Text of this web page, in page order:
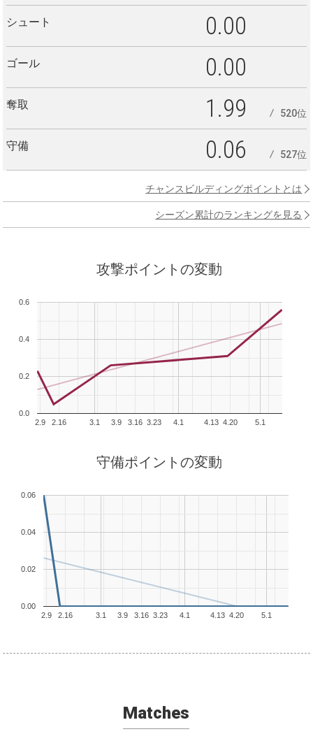
シュート 0.00
ゴール 0.00
奪取 1.99 520位
守備 0.06 527位
チャンスビルディングポイントとは
シーズン累計のランキングを見る
攻撃ポイントの変動
3.1 4.1 5.1
2.9 2.16 3.9 3.16 3.23 4.13 4.20
0.0
0.2
0.4
0.6
守備ポイントの変動
3.1 4.1 5.1
2.9 2.16 3.9 3.16 3.23 4.13 4.20
0.00
0.02
0.04
0.06
Matches